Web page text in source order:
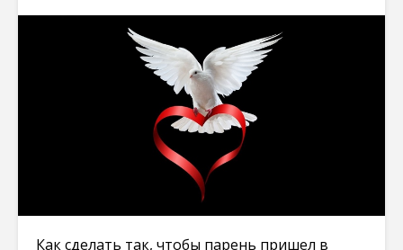
Как сделать так, чтобы парень пришел в